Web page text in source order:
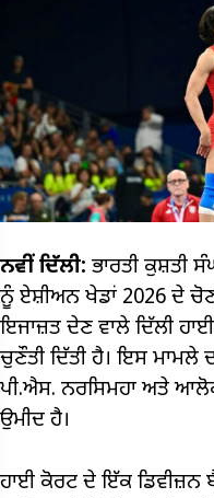
ਨਵੀਂ ਦਿੱਲੀ: ਭਾਰਤੀ ਕੁਸ਼ਤੀ
ਨੂੰ ਏਸ਼ੀਅਨ ਖੇਡਾਂ 2026 ਦੇ
ਇਜਾਜ਼ਤ ਦੇਣ ਵਾਲੇ ਦਿੱਲੀ
ਚੁਣੌਤੀ ਦਿੱਤੀ ਹੈ। ਇਸ ਮਾਮਲੇ
ਪੀ.ਐਸ. ਨਰਸਿਮਹਾ ਅਤੇ
ਉਮੀਦ ਹੈ।
ਹਾਈ ਕੋਰਟ ਦੇ ਇੱਕ ਡਿਵੀਜ਼ਨ